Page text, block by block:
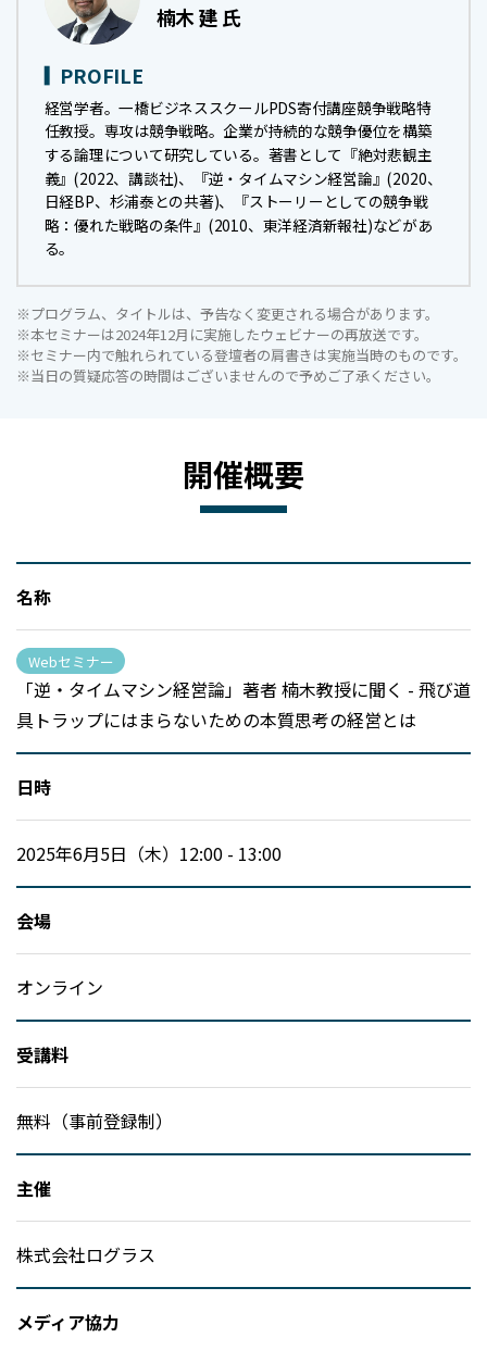
楠木 建 氏
PROFILE
経営学者。一橋ビジネススクールPDS寄付講座競争戦略特
任教授。専攻は競争戦略。企業が持続的な競争優位を構築
する論理について研究している。著書として『絶対悲観主
義』(2022、講談社)、『逆・タイムマシン経営論』(2020、
日経BP、杉浦泰との共著)、『ストーリーとしての競争戦
略：優れた戦略の条件』(2010、東洋経済新報社)などがあ
る。
※プログラム、タイトルは、予告なく変更される場合があります。
※本セミナーは2024年12月に実施したウェビナーの再放送です。
※セミナー内で触れられている登壇者の肩書きは実施当時のものです。
※当日の質疑応答の時間はございませんので予めご了承ください。
開催概要
名称
Webセミナー
「逆・タイムマシン経営論」著者 楠木教授に聞く - 飛び道
具トラップにはまらないための本質思考の経営とは
日時
2025年6月5日（木）12:00 - 13:00
会場
オンライン
受講料
無料（事前登録制）
主催
株式会社ログラス
メディア協力